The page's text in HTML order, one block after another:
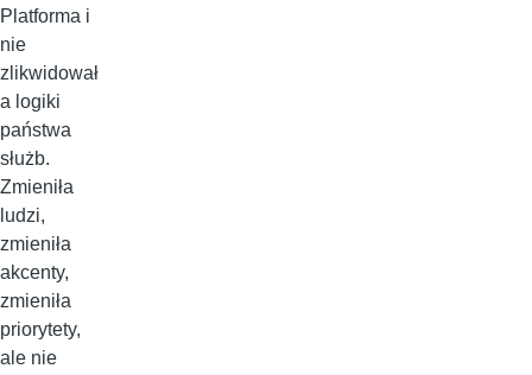
Platforma i
nie
zlikwidował
a logiki
państwa
służb.
Zmieniła
ludzi,
zmieniła
akcenty,
zmieniła
priorytety,
ale nie